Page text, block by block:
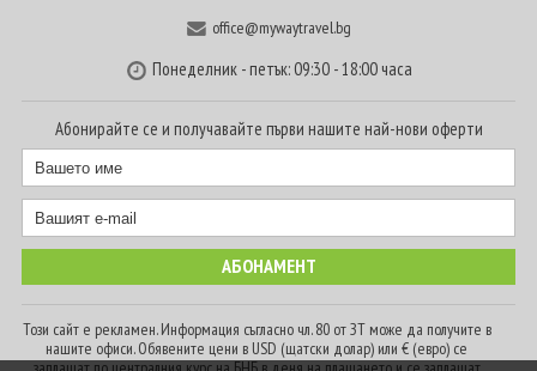
office@mywaytravel.bg
Понеделник - петък: 09:30 - 18:00 часа
Абонирайте се и получавайте първи нашите най-нови оферти
Този сайт е рекламен. Информация съгласно чл. 80 от ЗТ може да получите в
нашите офиси. Обявените цени в USD (щатски долар) или € (евро) се